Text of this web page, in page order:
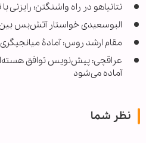
نتانیاهو در راه واشنگتن؛ رایزنی
البوسعیدی خواستار آتش‌بس بین
مقام ارشد روس: آمادۀ
آماده می‌شود
نظر شما